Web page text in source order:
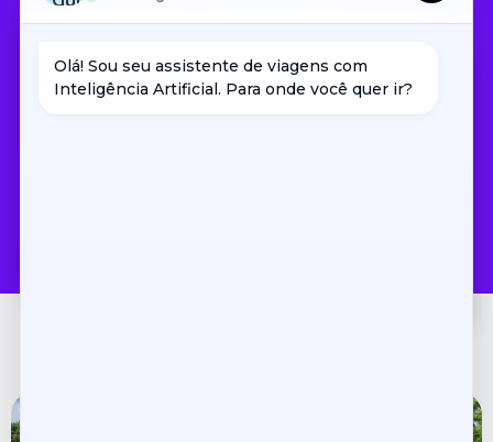
Olá! Sou seu assistente de viagens com
Inteligência Artificial. Para onde você quer ir?